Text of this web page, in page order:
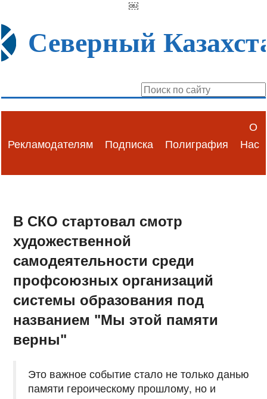
￼
Северный
Рекламодателям Подписка Полиграфия
О
Нас
В СКО стартовал смотр
художественной
самодеятельности среди
профсоюзных организаций
системы образования под
названием "Мы этой памяти
верны"
Это важное событие стало не только данью
памяти героическому прошлому, но и